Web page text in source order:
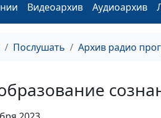
Видеоархив Аудиоархив
Послушать Архив радио